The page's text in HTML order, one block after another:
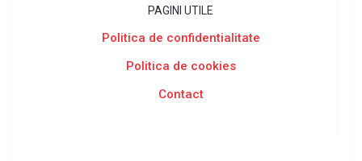
PAGINI UTILE
Politica de confidentialitate
Politica de cookies
Contact